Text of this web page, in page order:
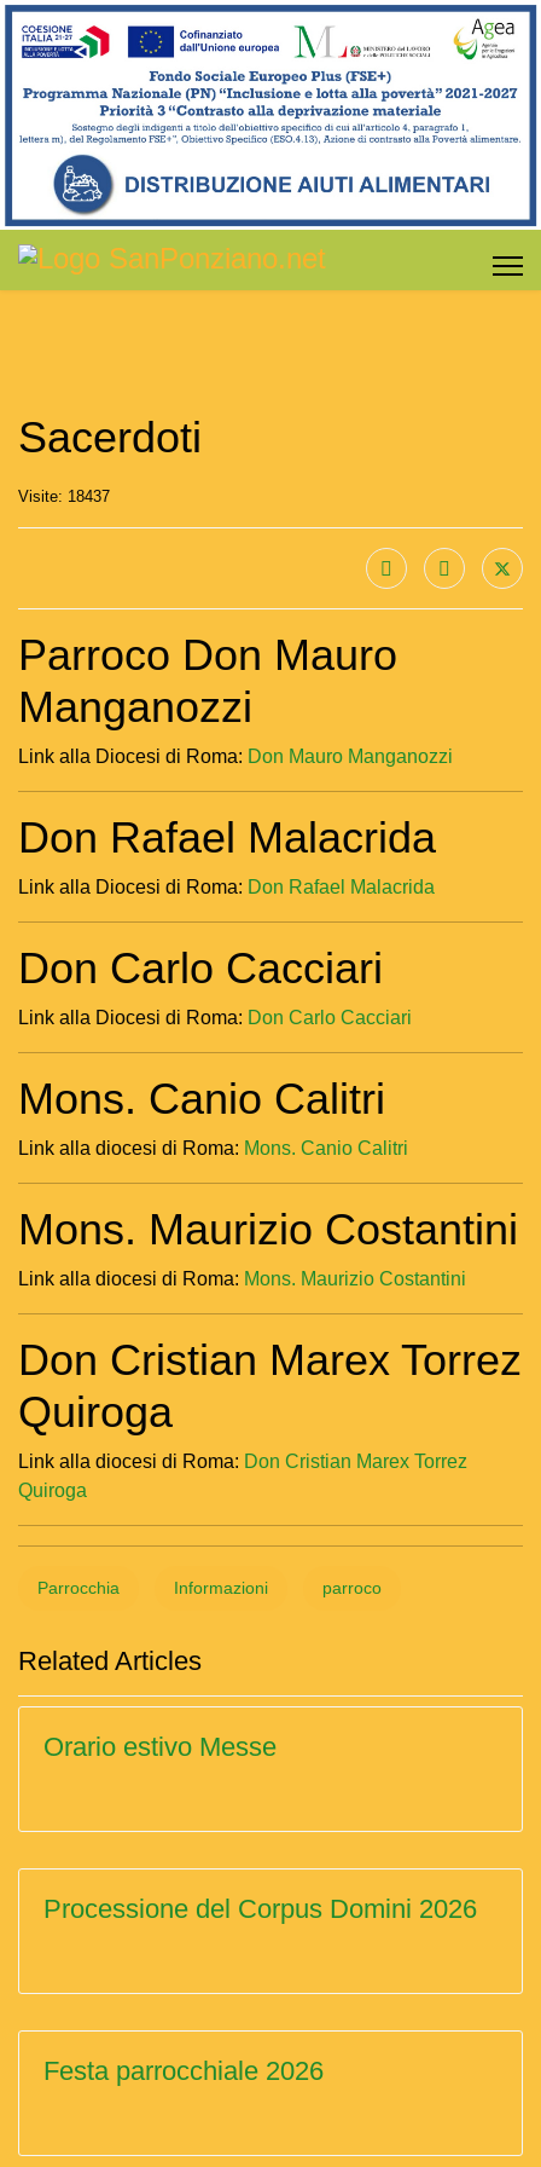
Sacerdoti
Visite: 18437
Parroco Don Mauro
Manganozzi
Link alla Diocesi di Roma: Don Mauro Manganozzi
Don Rafael Malacrida
Link alla Diocesi di Roma: Don Rafael Malacrida
Don Carlo Cacciari
Link alla Diocesi di Roma: Don Carlo Cacciari
Mons. Canio Calitri
Link alla diocesi di Roma: Mons. Canio Calitri
Mons. Maurizio Costantini
Link alla diocesi di Roma: Mons. Maurizio Costantini
Don Cristian Marex Torrez
Quiroga
Link alla diocesi di Roma: Don Cristian Marex Torrez
Quiroga
Parrocchia Informazioni parroco
Related Articles
Orario estivo Messe
Processione del Corpus Domini 2026
Festa parrocchiale 2026